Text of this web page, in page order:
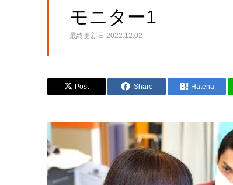
モニター1
最終更新日 2022.12.02
Post Share Hatena